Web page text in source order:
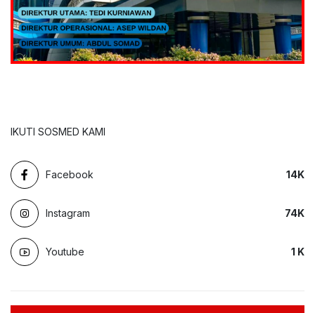
IKUTI SOSMED KAMI
Facebook 14K
Instagram 74K
Youtube 1 K